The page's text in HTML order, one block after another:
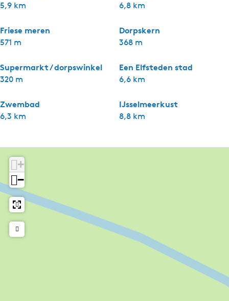
5,9 km 6,8 km
Friese meren
571 m
Dorpskern
368 m
Supermarkt / dorpswinkel
320 m
Een Elfsteden stad
6,6 km
Zwembad
6,3 km
IJsselmeerkust
8,8 km
+
−